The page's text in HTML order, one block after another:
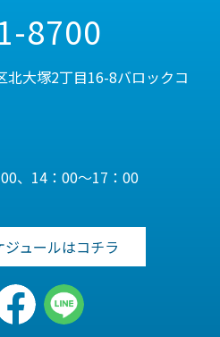
8700
北大塚2丁目16-8バロックコ
、14：00～17：00
ュールはコチラ